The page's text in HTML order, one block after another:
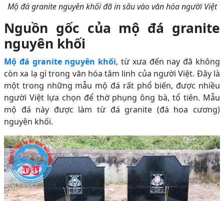
Mộ đá granite nguyên khối đã in sâu vào văn hóa người Việt
Nguồn gốc của mộ đá granite
nguyên khối
Mộ đá granite nguyên khối, từ xưa đến nay đã không
còn xa lạ gì trong văn hóa tâm linh của người Việt. Đây là
một trong những mẫu mộ đá rất phổ biến, được nhiều
người Việt lựa chọn để thờ phụng ông bà, tổ tiên. Mẫu
mộ đá này được làm từ đá granite (đá hoa cương)
nguyên khối.